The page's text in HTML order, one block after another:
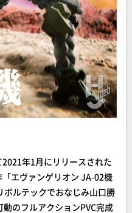
年1月にリリースされた
「エヴァンゲリオン JA-02機
ルテックでおなじみ山口勝
のフルアクションPVC完成